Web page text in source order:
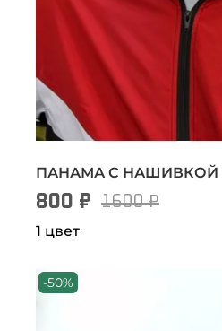
ПАНАМА С НАШИВКОЙ
800 ₽ 1600 ₽
1 цвет
-50%